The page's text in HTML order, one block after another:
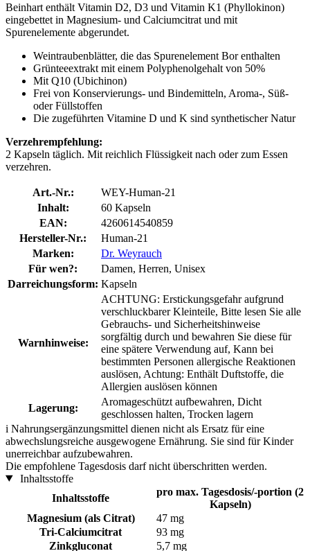
Beinhart enthält Vitamin D2, D3 und Vitamin K1 (Phyllokinon)
eingebettet in Magnesium- und Calciumcitrat und mit
Spurenelemente abgerundet.
Weintraubenblätter, die das Spurenelement Bor enthalten
Grünteeextrakt mit einem Polyphenolgehalt von 50%
Mit Q10 (Ubichinon)
Frei von Konservierungs- und Bindemitteln, Aroma-, Süß-
oder Füllstoffen
Die zugeführten Vitamine D und K sind synthetischer Natur
Verzehrempfehlung:
2 Kapseln täglich. Mit reichlich Flüssigkeit nach oder zum Essen
verzehren.
Art.-Nr.:
WEY-Human-21
Inhalt:
60 Kapseln
EAN:
4260614540859
Hersteller-Nr.:
Human-21
Marken:
Dr. Weyrauch
Für wen?:
Damen, Herren, Unisex
Darreichungsform: Kapseln
Warnhinweise:
ACHTUNG: Erstickungsgefahr aufgrund
verschluckbarer Kleinteile, Bitte lesen Sie alle
Gebrauchs- und Sicherheitshinweise
sorgfältig durch und bewahren Sie diese für
eine spätere Verwendung auf, Kann bei
bestimmten Personen allergische Reaktionen
auslösen, Achtung: Enthält Duftstoffe, die
Allergien auslösen können
Lagerung:
Aromageschützt aufbewahren, Dicht
geschlossen halten, Trocken lagern
i Nahrungsergänzungsmittel dienen nicht als Ersatz für eine
abwechslungsreiche ausgewogene Ernährung. Sie sind für Kinder
unerreichbar aufzubewahren.
Die empfohlene Tagesdosis darf nicht überschritten werden.
Inhaltsstoffe
Inhaltsstoffe
pro max. Tagesdosis/-portion (2
Kapseln)
Magnesium (als Citrat)
47 mg
Tri-Calciumcitrat
93 mg
Zinkgluconat
5,7 mg